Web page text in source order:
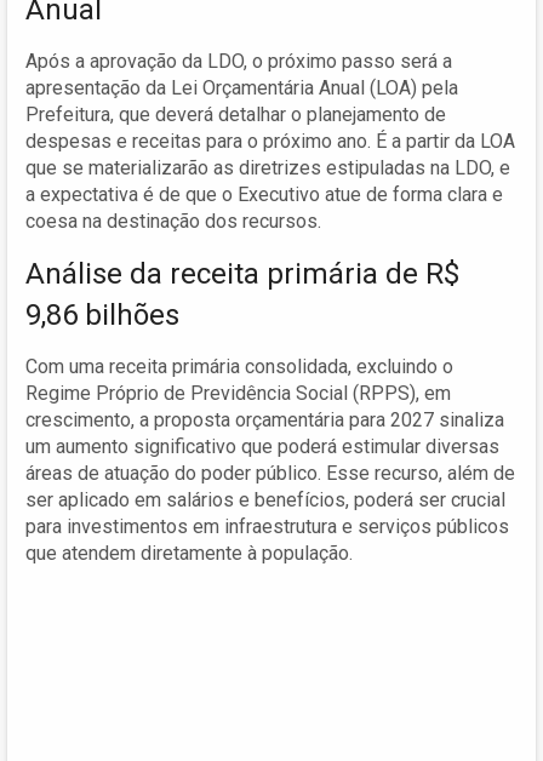
Anual
Após a aprovação da LDO, o próximo passo será a
apresentação da Lei Orçamentária Anual (LOA) pela
Prefeitura, que deverá detalhar o planejamento de
despesas e receitas para o próximo ano. É a partir da LOA
que se materializarão as diretrizes estipuladas na LDO, e
a expectativa é de que o Executivo atue de forma clara e
coesa na destinação dos recursos.
Análise da receita primária de R$
9,86 bilhões
Com uma receita primária consolidada, excluindo o
Regime Próprio de Previdência Social (RPPS), em
crescimento, a proposta orçamentária para 2027 sinaliza
um aumento significativo que poderá estimular diversas
áreas de atuação do poder público. Esse recurso, além de
ser aplicado em salários e benefícios, poderá ser crucial
para investimentos em infraestrutura e serviços públicos
que atendem diretamente à população.